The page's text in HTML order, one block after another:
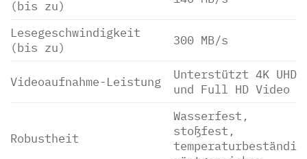
(bis zu)
Lesegeschwindigkeit
(bis zu)
300 MB/s
Videoaufnahme-Leistung
Unterstützt 4K UHD
und Full HD Video
Robustheit
Wasserfest,
stoßfest,